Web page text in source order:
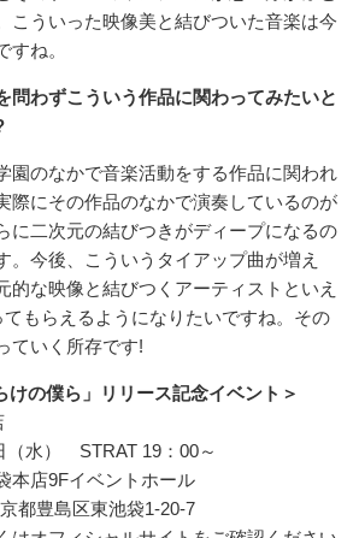
こういった映像美と結びついた音楽は今
ね。
わずこういう作品に関わってみたいと
園のなかで音楽活動をする作品に関われ
際にその作品のなかで演奏しているのが
に二次元の結びつきがディープになるの
。今後、こういうタイアップ曲が増え
的な映像と結びつくアーティストといえ
もらえるようになりたいですね。その
ていく所存です!
けの僕ら」リリース記念イベント＞
（水） STRAT 19：00～
本店9Fイベントホール
都豊島区東池袋1-20-7